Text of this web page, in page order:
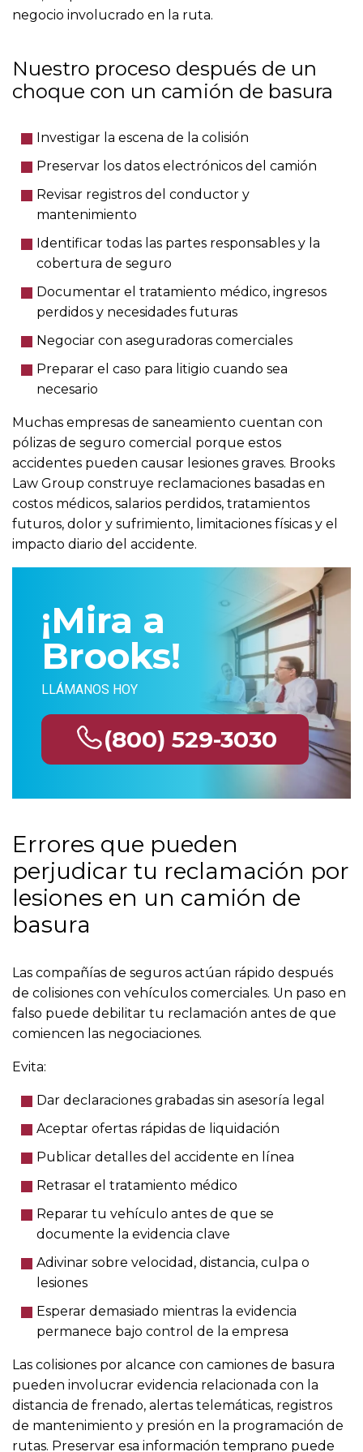
negocio involucrado en la ruta.
Nuestro proceso después de un
choque con un camión de basura
Investigar la escena de la colisión
Preservar los datos electrónicos del camión
Revisar registros del conductor y
mantenimiento
Identificar todas las partes responsables y la
cobertura de seguro
Documentar el tratamiento médico, ingresos
perdidos y necesidades futuras
Negociar con aseguradoras comerciales
Preparar el caso para litigio cuando sea
necesario
Muchas empresas de saneamiento cuentan con
pólizas de seguro comercial porque estos
accidentes pueden causar lesiones graves. Brooks
Law Group construye reclamaciones basadas en
costos médicos, salarios perdidos, tratamientos
futuros, dolor y sufrimiento, limitaciones físicas y el
impacto diario del accidente.
¡Mira a
Brooks!
LLÁMANOS HOY
(800) 529-3030
Errores que pueden
perjudicar tu reclamación por
lesiones en un camión de
basura
Las compañías de seguros actúan rápido después
de colisiones con vehículos comerciales. Un paso en
falso puede debilitar tu reclamación antes de que
comiencen las negociaciones.
Evita:
Dar declaraciones grabadas sin asesoría legal
Aceptar ofertas rápidas de liquidación
Publicar detalles del accidente en línea
Retrasar el tratamiento médico
Reparar tu vehículo antes de que se
documente la evidencia clave
Adivinar sobre velocidad, distancia, culpa o
lesiones
Esperar demasiado mientras la evidencia
permanece bajo control de la empresa
Las colisiones por alcance con camiones de basura
pueden involucrar evidencia relacionada con la
distancia de frenado, alertas telemáticas, registros
de mantenimiento y presión en la programación de
rutas. Preservar esa información temprano puede